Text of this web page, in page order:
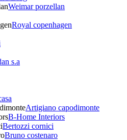
Weimar porzellan
Royal copenhagen
s.a
Artigiano capodimonte
B-Home Interiors
Bertozzi cornici
Bruno costenaro